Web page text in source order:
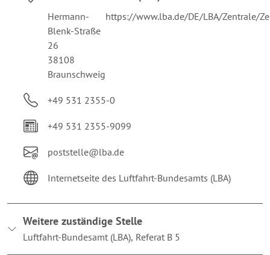
Hermann-
Blenk-Straße
26
38108
Braunschweig
https://www.lba.de/DE/LBA/Zentrale/
+49 531 2355-0
+49 531 2355-9099
poststelle@lba.de
Internetseite des Luftfahrt-Bundesamts (LBA)
Weitere zuständige Stelle
Luftfahrt-Bundesamt (LBA), Referat B 5